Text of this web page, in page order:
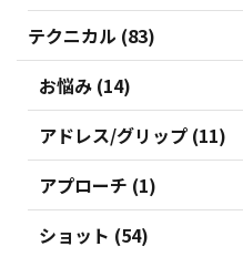
テクニカル (83)
お悩み (14)
アドレス/グリップ (11)
アプローチ (1)
ショット (54)